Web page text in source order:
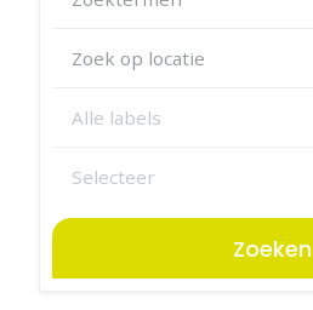
Alle labels
Selecteer
Zoeken